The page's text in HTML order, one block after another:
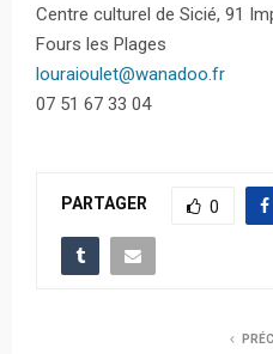
Centre culturel de Sicié, 91
Fours les Plages
louraioulet@wanadoo.fr
07 51 67 33 04
PARTAGER 0